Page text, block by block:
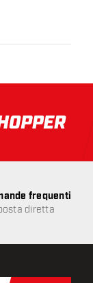
da € 75
frequenti
diretta
disponibile